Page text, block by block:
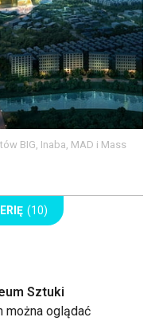
BIG, Inaba, MAD i Mass
(10)
Sztuki
można oglądać